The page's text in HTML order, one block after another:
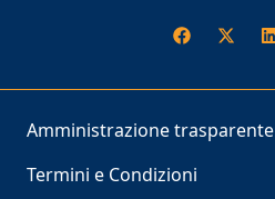
Amministrazione trasparente
Termini e Condizioni